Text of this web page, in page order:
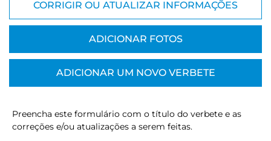
CORRIGIR OU ATUALIZAR INFORMAÇÕES
ADICIONAR FOTOS
ADICIONAR UM NOVO VERBETE
Preencha este formulário com o título do verbete e as
correções e/ou atualizações a serem feitas.